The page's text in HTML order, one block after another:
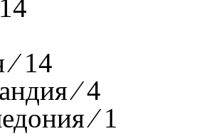
14
⁄ 4
⁄ 1